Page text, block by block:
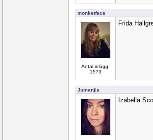
monketface
Antal inlägg:
1573
Frida
Jumanjia
Izabella